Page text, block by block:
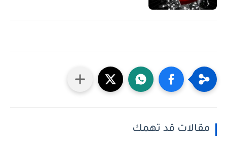
مقالات قد تهمك